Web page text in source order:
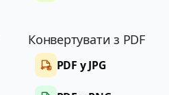
Конвертувати з PDF
PDF у JPG